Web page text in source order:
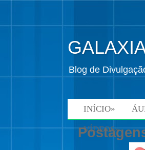
Blog de
INÍCIO»
VÍDEOS»